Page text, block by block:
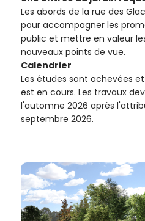
Les abords de la rue des
pour accompagner les
public et mettre en valeur
nouveaux points de vue.
Calendrier
Les études sont achevées
est en cours. Les travaux
l'automne 2026 après
septembre 2026.